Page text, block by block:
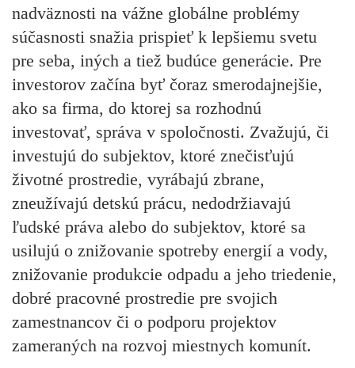
nadväznosti na vážne globálne problémy
súčasnosti snažia prispieť k lepšiemu svetu
pre seba, iných a tiež budúce generácie. Pre
investorov začína byť čoraz smerodajnejšie,
ako sa firma, do ktorej sa rozhodnú
investovať, správa v spoločnosti. Zvažujú, či
investujú do subjektov, ktoré znečisťujú
životné prostredie, vyrábajú zbrane,
zneužívajú detskú prácu, nedodržiavajú
ľudské práva alebo do subjektov, ktoré sa
usilujú o znižovanie spotreby energií a vody,
znižovanie produkcie odpadu a jeho triedenie,
dobré pracovné prostredie pre svojich
zamestnancov či o podporu projektov
zameraných na rozvoj miestnych komunít.